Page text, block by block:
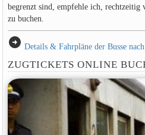
begrenzt sind, empfehle ich, rechtzeitig
zu buchen.
arrow_circle_right Details & Fahrpläne der Busse
ZUGTICKETS ONLINE